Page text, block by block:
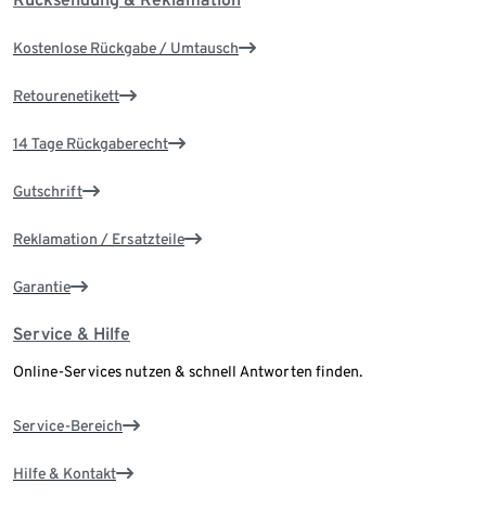
Kostenlose Rückgabe / Umtausch
Retourenetikett
14 Tage Rückgaberecht
Gutschrift
Reklamation / Ersatzteile
Garantie
Service & Hilfe
Online-Services nutzen & schnell Antworten finden.
Service-Bereich
Hilfe & Kontakt